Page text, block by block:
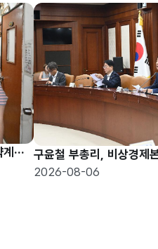
구윤철 부총리, 창신동 쪽방촌 폭염 취약계층 현장방문
2026-08-06